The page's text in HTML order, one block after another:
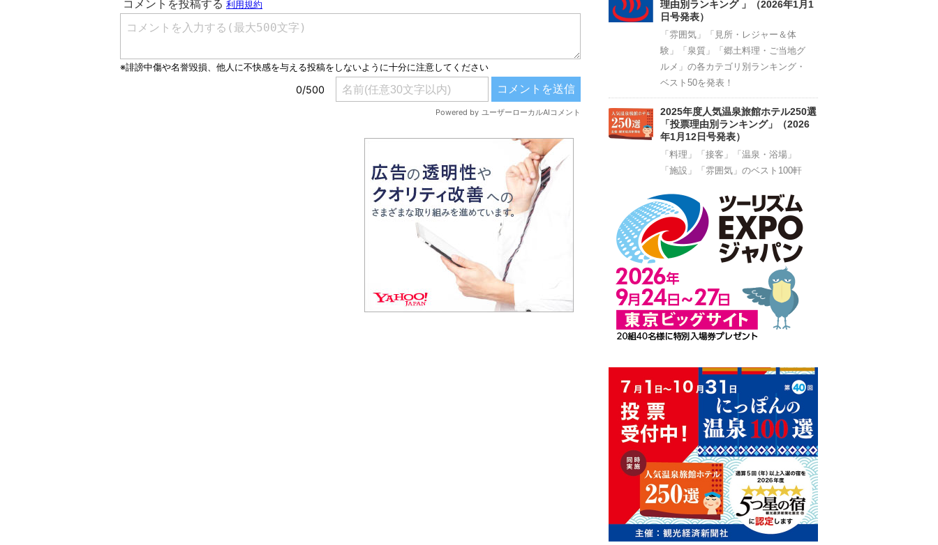
理由別ランキング 」（2026年1月1
日号発表）
「雰囲気」「見所・レジャー＆体
験」「泉質」「郷土料理・ご当地グ
ルメ」の各カテゴリ別ランキング・
ベスト50を発表！
2025年度人気温泉旅館ホテル250選
「投票理由別ランキング」（2026
年1月12日号発表）
「料理」「接客」「温泉・浴場」
「施設」「雰囲気」のベスト100軒